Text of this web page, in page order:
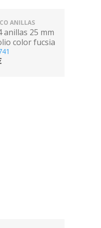
ANILLAS
anillas 25 mm
color fucsia